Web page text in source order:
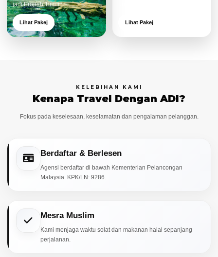
jadi Eropah Timur.
Lihat Pakej Lihat Pakej
KELEBIHAN KAMI
Kenapa Travel Dengan ADI?
Fokus pada keselesaan, keselamatan dan pengalaman pelanggan.
Berdaftar & Berlesen
Agensi berdaftar di bawah Kementerian Pelancongan
Malaysia. KPK/LN: 9286.
Mesra Muslim
Kami menjaga waktu solat dan makanan halal sepanjang
perjalanan.